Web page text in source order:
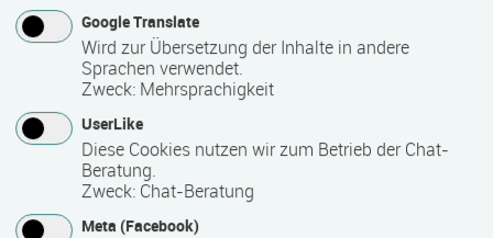
Kontakt
IG Metall Vorstand
Gewerkschaftliche Bildungsarbeit
Wilhelm-Leuschner-Straße 79
60329 Frankfurt am Main
Deutschland
Google Translate
Wird zur Übersetzung der Inhalte in andere
Sprachen verwendet.
Zweck: Mehrsprachigkeit
UserLike
Diese Cookies nutzen wir zum Betrieb der Chat-
Beratung.
Zweck: Chat-Beratung
Meta (Facebook)